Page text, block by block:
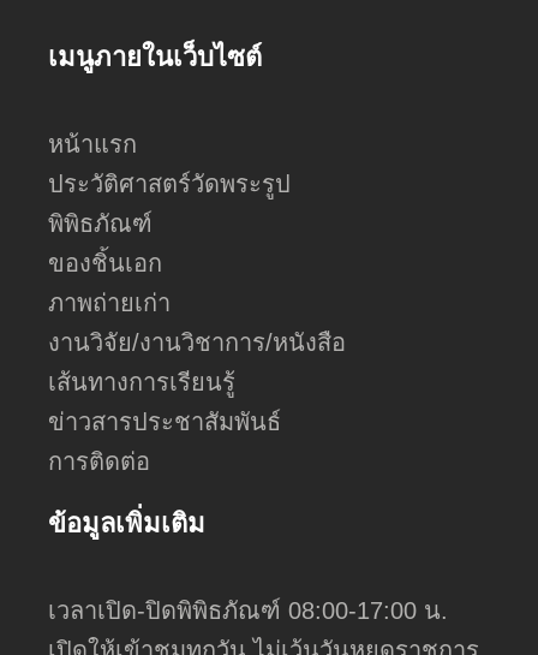
เมนูภายในเว็บไซต์
หน้าแรก
ประวัติศาสตร์วัดพระรูป
พิพิธภัณฑ์
ของชิ้นเอก
ภาพถ่ายเก่า
งานวิจัย/งานวิชาการ/หนังสือ
เส้นทางการเรียนรู้
ข่าวสารประชาสัมพันธ์
การติดต่อ
ข้อมูลเพิ่มเติม
เวลาเปิด-ปิดพิพิธภัณฑ์ 08:00-17:00 น.